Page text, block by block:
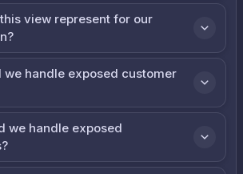
view represent for our
we handle exposed customer
we handle exposed